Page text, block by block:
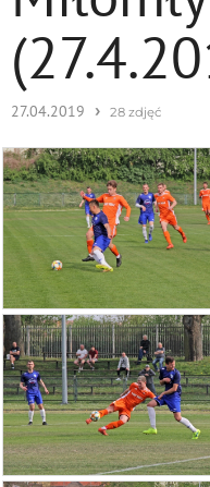
27.04.2019 › 28 zdjęć